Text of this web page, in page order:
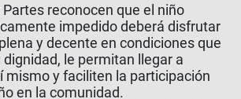
reconocen que el niño
impedido deberá disfrutar
y decente en condiciones que
dignidad, le permitan llegar a
mismo y faciliten la participación
en la comunidad.